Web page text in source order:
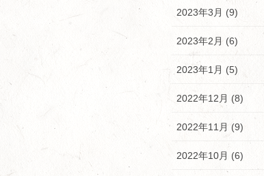
2023年3月 (9)
2023年2月 (6)
2023年1月 (5)
2022年12月 (8)
2022年11月 (9)
2022年10月 (6)